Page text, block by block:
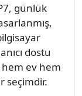
günlük
dostu
ev hem
seçimdir.